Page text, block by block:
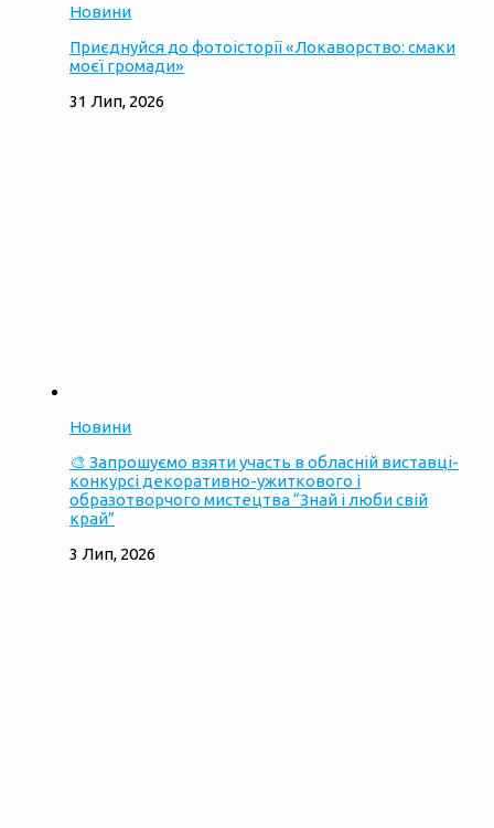
Новини
Приєднуйся до фотоісторії «Локаворство: смаки
моєї громади»
31 Лип, 2026
Новини
🎨 Запрошуємо взяти участь в обласній виставці-
конкурсі декоративно-ужиткового і
образотворчого мистецтва “Знай і люби свій
край”
3 Лип, 2026